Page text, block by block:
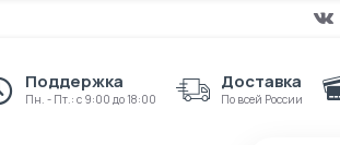
Поддержка
Пн. - Пт.: с 9:00 до 18:00
Доставка
По всей России